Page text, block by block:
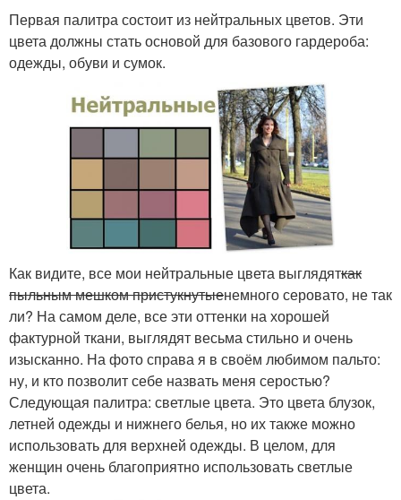
Первая палитра состоит из нейтральных цветов. Эти
цвета должны стать основой для базового гардероба:
одежды, обуви и сумок.
Как видите, все мои нейтральные цвета выглядяткак
пыльным мешком пристукнутыенемного серовато, не так
ли? На самом деле, все эти оттенки на хорошей
фактурной ткани, выглядят весьма стильно и очень
изысканно. На фото справа я в своём любимом пальто:
ну, и кто позволит себе назвать меня серостью?
Следующая палитра: светлые цвета. Это цвета блузок,
летней одежды и нижнего белья, но их также можно
использовать для верхней одежды. В целом, для
женщин очень благоприятно использовать светлые
цвета.